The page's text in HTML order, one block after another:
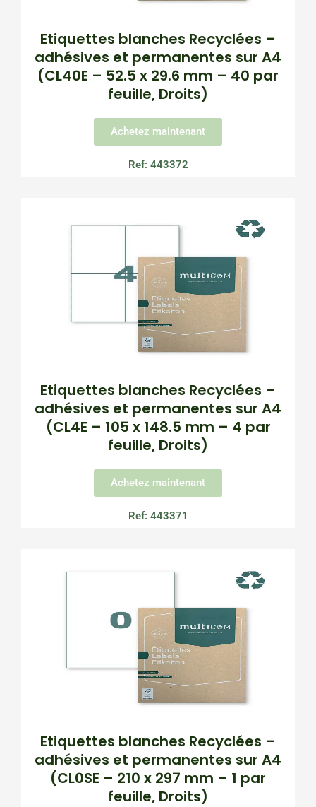
Etiquettes blanches Recyclées –
adhésives et permanentes sur A4
(CL40E – 52.5 x 29.6 mm – 40 par
feuille, Droits)
Achetez maintenant
Ref: 443372
Etiquettes blanches Recyclées –
adhésives et permanentes sur A4
(CL4E – 105 x 148.5 mm – 4 par
feuille, Droits)
Achetez maintenant
Ref: 443371
Etiquettes blanches Recyclées –
adhésives et permanentes sur A4
(CL0SE – 210 x 297 mm – 1 par
feuille, Droits)